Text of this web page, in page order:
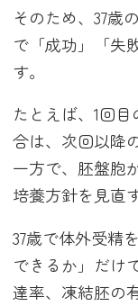
そのため、37歳
で「成功」「失
す。
たとえば、1回
合は、次回以降
一方で、胚盤胞
培養方針を見直
37歳で体外受精
できるか」だけ
達率、凍結胚の